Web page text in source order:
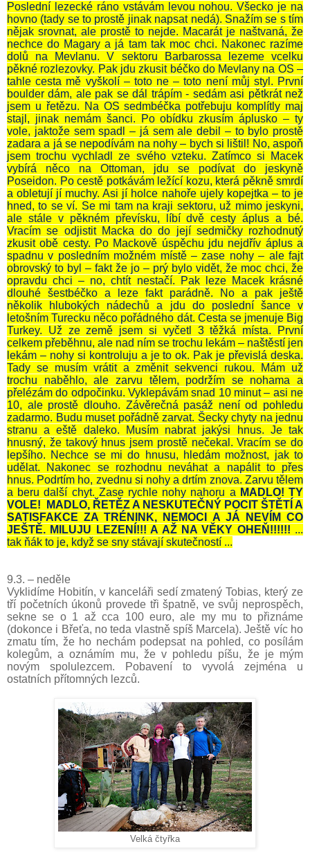
Poslední lezecké ráno vstávám levou nohou. Všecko je na
hovno (tady se to prostě jinak napsat nedá). Snažím se s tím
nějak srovnat, ale prostě to nejde. Macarát je naštvaná, že
nechce do Magary a já tam tak moc chci. Nakonec razíme
dolů na Mevlanu. V sektoru Barbarossa lezeme vcelku
pěkné rozlezovky. Pak jdu zkusit béčko do Mevlany na OS –
tahle cesta mě vyškolí – toto ne – toto není můj styl. První
boulder dám, ale pak se dál trápím - sedám asi pětkrát než
jsem u řetězu. Na OS sedmbéčka potřebuju komplítly maj
stajl, jinak nemám šanci. Po obídku zkusím áplusko – ty
vole, jaktože sem spadl – já sem ale debil – to bylo prostě
zadara a já se nepodívám na nohy – bych si lištil! No, aspoň
jsem trochu vychladl ze svého vzteku. Zatímco si Macek
vybírá něco na Ottoman, jdu se podívat do jeskyně
Poseidon. Po cestě potkávám ležící kozu, která pěkně smrdí
a obletují jí muchy. Asi jí holce nahoře ujely kopejtka – to je
hned, to se ví. Se mi tam na kraji sektoru, už mimo jeskyni,
ale stále v pěkném převísku, líbí dvě cesty áplus a bé.
Vracím se odjistit Macka do do její sedmičky rozhodnutý
zkusit obě cesty. Po Mackově úspěchu jdu nejdřív áplus a
spadnu v posledním možném místě – zase nohy – ale fajt
obrovský to byl – fakt že jo – prý bylo vidět, že moc chci, že
opravdu chci – no, chtít nestačí. Pak leze Macek krásné
dlouhé šestbéčko a leze fakt parádně. No a pak ještě
několik hlubokých nádechů a jdu do poslední šance v
letošním Turecku něco pořádného dát. Cesta se jmenuje Big
Turkey. Už ze země jsem si vyčetl 3 těžká místa. První
celkem přeběhnu, ale nad ním se trochu lekám – naštěstí jen
lekám – nohy si kontroluju a je to ok. Pak je převislá deska.
Tady se musím vrátit a změnit sekvenci rukou. Mám už
trochu naběhlo, ale zarvu tělem, podržím se nohama a
přelézám do odpočinku. Vyklepávám snad 10 minut – asi ne
10, ale prostě dlouho. Závěrečná pasáž není od pohledu
zadarmo. Budu muset pořádně zarvat. Šecky chyty na jednu
stranu a eště daleko. Musím nabrat jakýsi hnus. Je tak
hnusný, že takový hnus jsem prostě nečekal. Vracím se do
lepšího. Nechce se mi do hnusu, hledám možnost, jak to
udělat. Nakonec se rozhodnu neváhat a napálit to přes
hnus. Podrtím ho, zvednu si nohy a drtím znova. Zarvu tělem
a beru další chyt. Zase rychle nohy nahoru a MADLO! TY
VOLE!
MADLO, ŘETĚZ A NESKUTEČNÝ POCIT ŠTĚTÍ A
SATISFAKCE ZA TRÉNINK, NEMOCI A JÁ NEVÍM CO
JEŠTĚ. MILUJU LEZENÍ!!! A AŽ NA VĚKY OHEŇ!!!!!! ...
tak ňák to je, když se sny stávají skutečností ...
9.3. – neděle
Vyklidíme Hobitín, v kanceláři sedí zmatený Tobias, který ze
tří početních úkonů provede tři špatně, ve svůj neprospěch,
sekne se o 1 až cca 100 euro, ale my mu to přiznáme
(dokonce i Břeťa, no teda vlastně spíš Marcela). Ještě víc ho
zmatu tím, že ho nechám podepsat na pohled, co posílám
kolegům, a oznámím mu, že v pohledu píšu, že je mým
novým spolulezcem. Pobavení to vyvolá zejména u
ostatních přítomných lezců.
Velká čtyřka